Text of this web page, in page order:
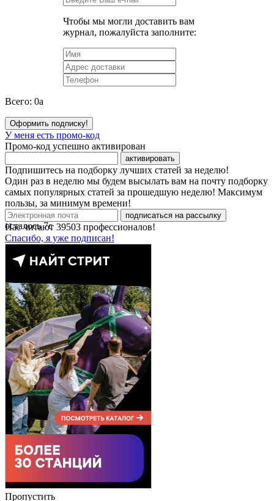
Чтобы мы могли доставить вам
журнал, пожалуйста заполните:
Всего: 0a
Оформить подписку!
У меня есть промо-код
Промо-код успешно активирован
активировать
Подпишитесь на подборку лучших статей за неделю!
Один раз в неделю мы будем высылать вам на почту подборку
самых популярных статей за прошедшую неделю! Максимум
пользы, за минимум времени!
подписаться на рассылку
Нас читают 39503 профессионалов!
Спасибо, я уже подписан!
осталось7с
Пропустить